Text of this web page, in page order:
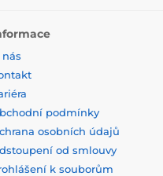
nás
podmínky
osobních údajů
od smlouvy
k souborům